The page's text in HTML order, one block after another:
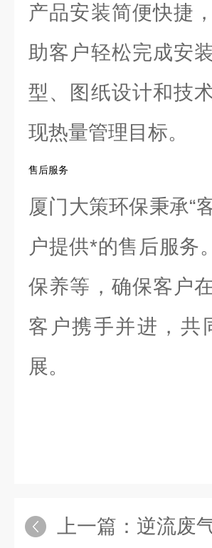
产品安装简便快捷
助客户轻松完成安
型、图纸设计和技
现热量管理目标。
售后服务
厦门大策环保秉承“
户提供*的售后服务
保养等，确保客户
客户携手并进，共
展。
上一篇： 逆流废